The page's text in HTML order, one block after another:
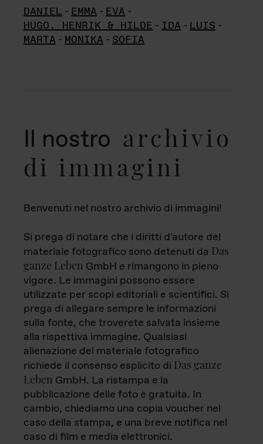
DANIEL - EMMA - EVA -
HUGO, HENRIK & HILDE - IDA - LUIS -
MARTA - MONIKA - SOFIA
Il nostro archivio
di immagini
Benvenuti nel nostro archivio di immagini!
Si prega di notare che i diritti d'autore del
materiale fotografico sono detenuti da Das
ganze Leben GmbH e rimangono in pieno
vigore. Le immagini possono essere
utilizzate per scopi editoriali e scientifici. Si
prega di allegare sempre le informazioni
sulla fonte, che troverete salvata insieme
alla rispettiva immagine. Qualsiasi
alienazione del materiale fotografico
richiede il consenso esplicito di Das ganze
Leben GmbH. La ristampa e la
pubblicazione delle foto è gratuita. In
cambio, chiediamo una copia voucher nel
caso della stampa, e una breve notifica nel
caso di film e media elettronici.